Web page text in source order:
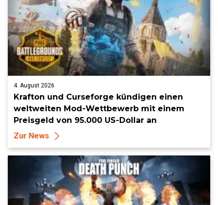
4. August 2026
Krafton und Curseforge kündigen einen
weltweiten Mod-Wettbewerb mit einem
Preisgeld von 95.000 US-Dollar an
Zur News